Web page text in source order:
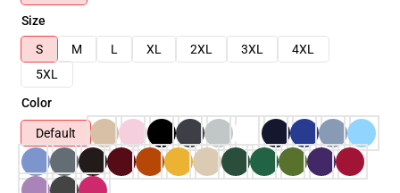
Size
S
M L XL 2XL 3XL
4XL
5XL
Color
Default